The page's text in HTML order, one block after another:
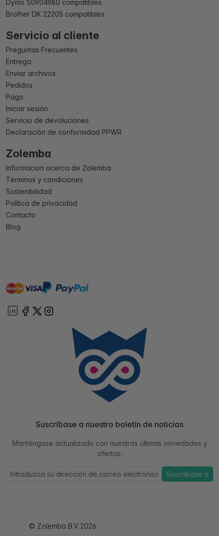
Dymo S0904980 compatibles
Brother DK 22205 compatibles
Servicio al cliente
Preguntas Frecuentes
Entrega
Enviar archivos
Pedidos
Pago
Iniciar sesión
Servicio de devoluciones
Declaración de conformidad PPWR
Zolemba
Informacion acerca de Zolemba
Términos y condiciones
Sostenibilidad
Política de privacidad
Contacto
Blog
mastervisa paypal
Suscríbase a nuestro boletín de noticias
Manténgase actualizado con nuestras últimas novedades y
ofertas.
Suscríbase a
© Zolemba B.V 2026